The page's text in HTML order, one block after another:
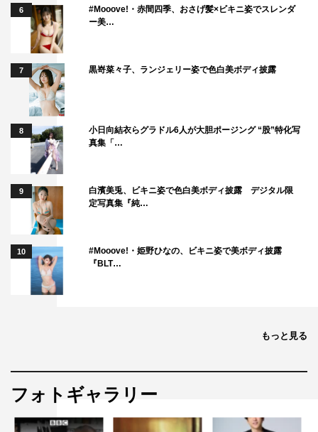
な動物たちがまるで人間のように服を着て、二本足で歩
き、家族を持ち、通勤し、ハイテク機器を駆使して暮らし
ている楽園都市「ズートピア」。正義感が強く、立派な警
察官になることを夢見るウサギの新米警察官・ジュディ
と、夢を忘れた皮肉屋の詐欺師のキツネ・ニック。ひょん
なことから、この正反対の性格の2人が手を組み事件に挑
む。
監督は「塔の上のラプンツェル」のバイロン・ハワードと
「シュガー・ラッシュ」のリッチ・ムーア。音楽は、「カ
ールじいさんの空飛ぶ家」でアカデミー賞作曲賞に輝くマ
イケル・ジアッチーノ。「ベイマックス」「アナと雪の女
王」「ボルト」などを手がけたディズニーを代表するクリ
エイターたちが結集したディズニー渾身の感動のファンタ
ジー・アドベンチャーだ。
6
#Mooove!・赤間四季、おさげ髪×ビキニ姿でスレンダ
ー美…
7 黒嵜菜々子、ランジェリー姿で色白美ボディ披露
8
小日向結衣らグラドル6人が大胆ポージング “股”特化写
真集「…
9
白濱美兎、ビキニ姿で色白美ボディ披露 デジタル限
定写真集『純…
10
#Mooove!・姫野ひなの、ビキニ姿で美ボディ披露
『BLT…
もっと見る
フォトギャラリー